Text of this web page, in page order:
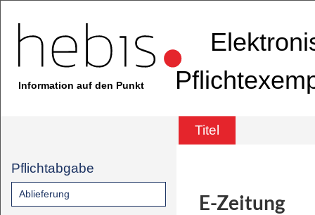
Information auf den Punkt
Titel
Pflichtabgabe
Ablieferung E-Zeitung